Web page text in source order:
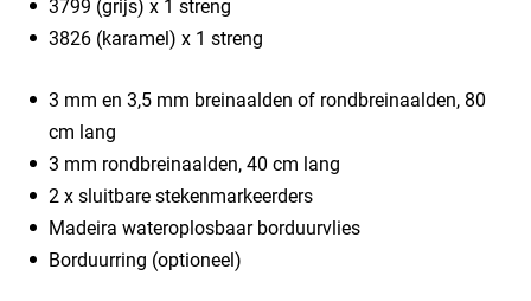
3799 (grijs) x 1 streng
3826 (karamel) x 1 streng
3 mm en 3,5 mm breinaalden of rondbreinaalden, 80
cm lang
3 mm rondbreinaalden, 40 cm lang
2 x sluitbare stekenmarkeerders
Madeira wateroplosbaar borduurvlies
Borduurring (optioneel)